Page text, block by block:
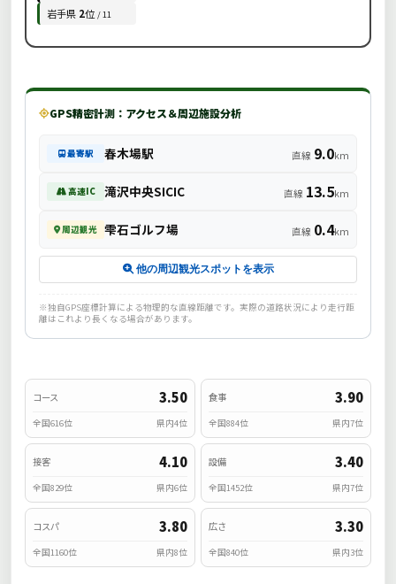
岩手県 2位 / 11
GPS精密計測：アクセス＆周辺施設分析
最寄駅 春木場駅 直線 9.0km
高速IC 滝沢中央SICIC 直線 13.5km
周辺観光 雫石ゴルフ場 直線 0.4km
他の周辺観光スポットを表示
※独自GPS座標計算による物理的な直線距離です。実際の道路状況により走行距
離はこれより長くなる場合があります。
コース 3.50
全国616位 県内4位
食事 3.90
全国884位 県内7位
接客 4.10
全国829位 県内6位
設備 3.40
全国1452位 県内7位
コスパ 3.80
全国1160位 県内8位
広さ 3.30
全国840位 県内3位